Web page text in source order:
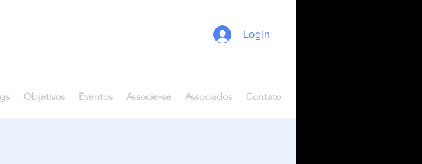
Login
Objetivos Eventos Associe-se Associados Contato